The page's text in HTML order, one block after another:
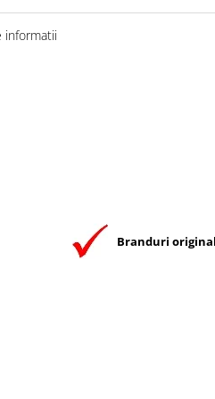
informatii
Branduri